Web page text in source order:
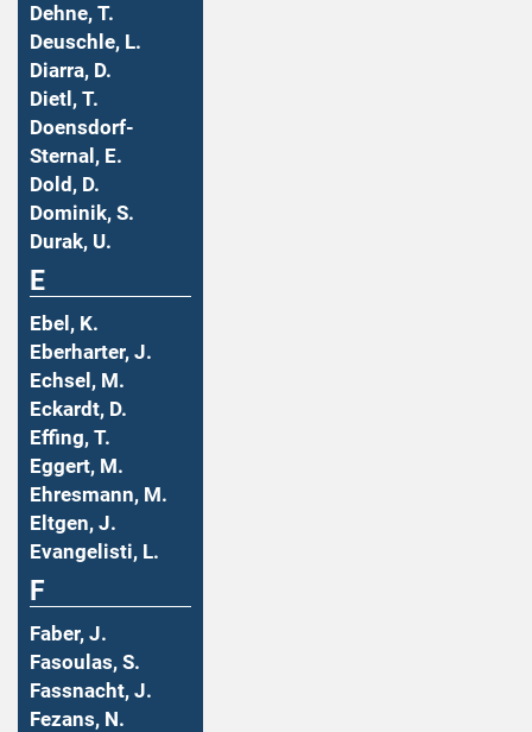
Dehne, T.
Deuschle, L.
Diarra, D.
Dietl, T.
Doensdorf-
Sternal, E.
Dold, D.
Dominik, S.
Durak, U.
E
Ebel, K.
Eberharter, J.
Echsel, M.
Eckardt, D.
Effing, T.
Eggert, M.
Ehresmann, M.
Eltgen, J.
Evangelisti, L.
F
Faber, J.
Fasoulas, S.
Fassnacht, J.
Fezans, N.